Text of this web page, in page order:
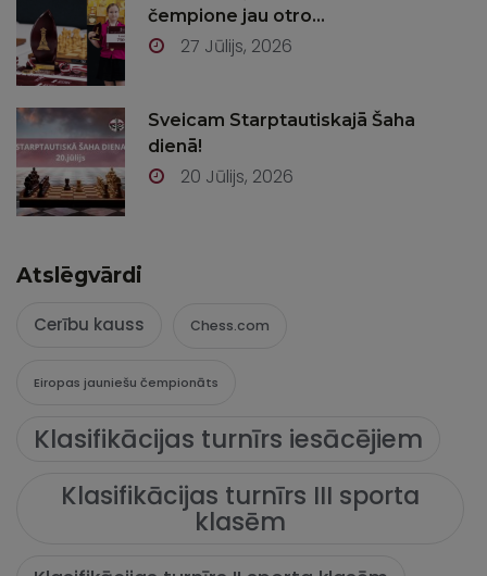
čempione jau otro...
27 Jūlijs, 2026
Sveicam Starptautiskajā Šaha
dienā!
20 Jūlijs, 2026
Atslēgvārdi
Cerību kauss Chess.com
Eiropas jauniešu čempionāts
Klasifikācijas turnīrs iesācējiem
Klasifikācijas turnīrs III sporta
klasēm